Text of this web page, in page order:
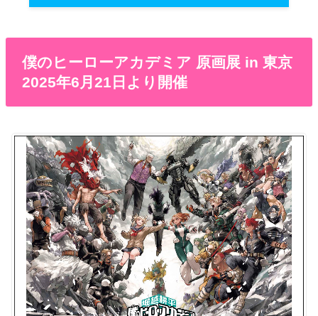
僕のヒーローアカデミア 原画展 in 東京
2025年6月21日より開催